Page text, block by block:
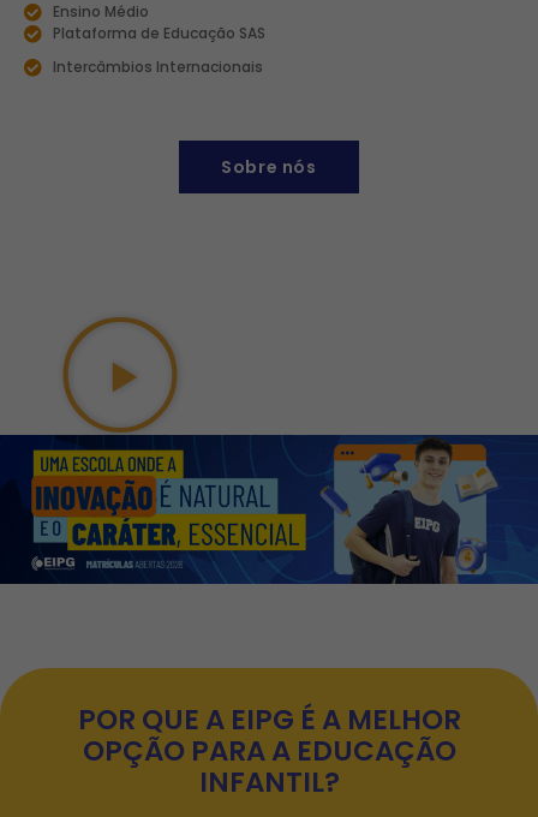
Ensino Médio
Plataforma de Educação SAS
Intercâmbios Internacionais
Sobre nós
POR QUE A EIPG É A MELHOR
OPÇÃO PARA A EDUCAÇÃO
INFANTIL?